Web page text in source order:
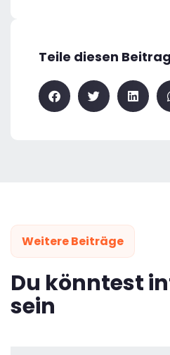
Teile diesen
Weitere Beiträge
Du könntest
sein